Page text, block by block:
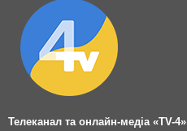
Телеканал та онлайн-медіа «TV-4»